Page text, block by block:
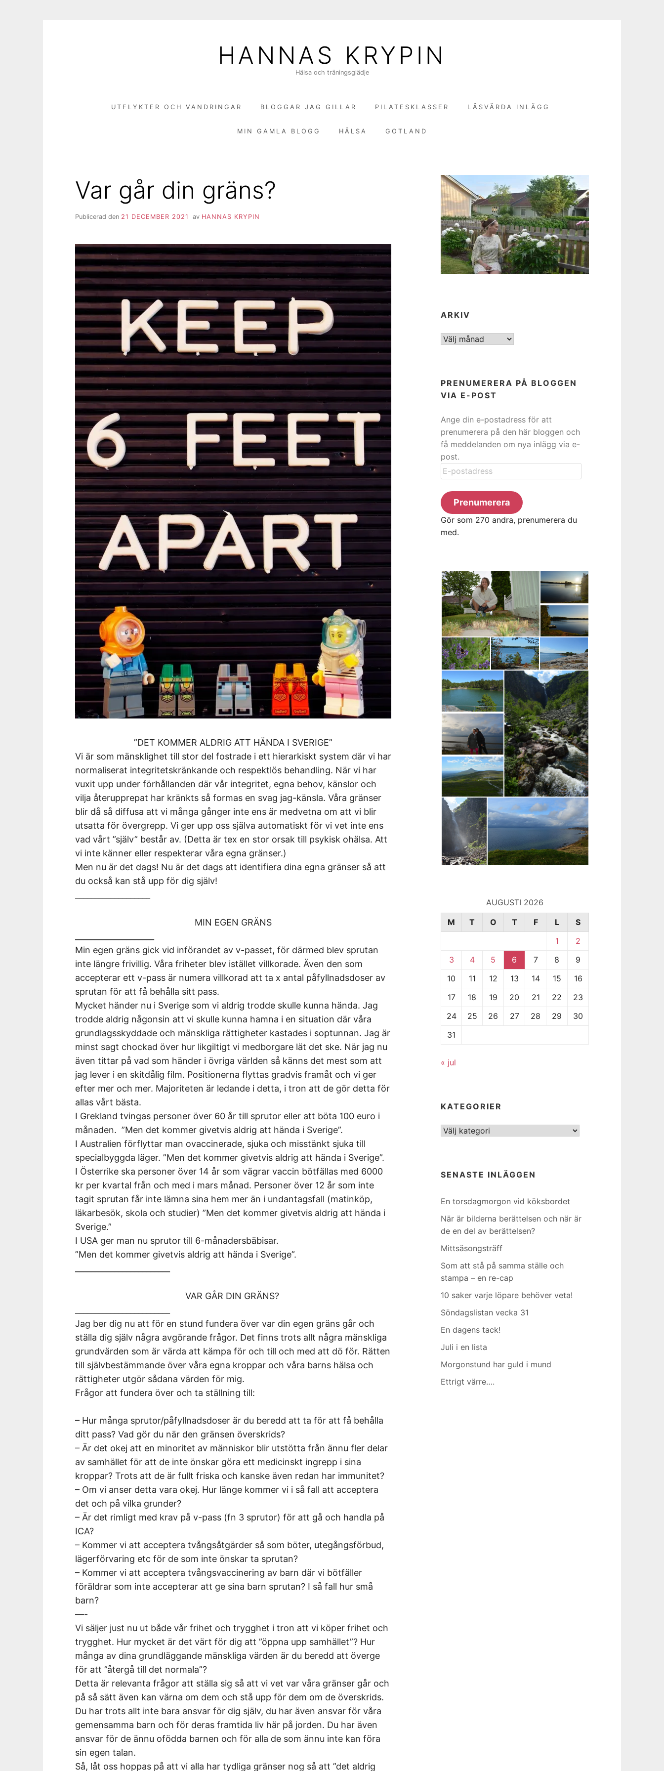
HANNAS KRYPIN
Hälsa och träningsglädje
UTFLYKTER OCH VANDRINGAR BLOGGAR JAG GILLAR PILATESKLASSER LÄSVÄRDA INLÄGG
MIN GAMLA BLOGG HÄLSA GOTLAND
Var går din gräns?
Publicerad den 21 DECEMBER 2021 av HANNAS KRYPIN
”DET KOMMER ALDRIG ATT HÄNDA I SVERIGE”
Vi är som mänsklighet till stor del fostrade i ett hierarkiskt system där vi har
normaliserat integritetskränkande och respektlös behandling. När vi har
vuxit upp under förhållanden där vår integritet, egna behov, känslor och
vilja återupprepat har kränkts så formas en svag jag-känsla. Våra gränser
blir då så diffusa att vi många gånger inte ens är medvetna om att vi blir
utsatta för övergrepp. Vi ger upp oss själva automatiskt för vi vet inte ens
vad vårt ”själv” består av. (Detta är tex en stor orsak till psykisk ohälsa. Att
vi inte känner eller respekterar våra egna gränser.)
Men nu är det dags! Nu är det dags att identifiera dina egna gränser så att
du också kan stå upp för dig själv!
MIN EGEN GRÄNS
Min egen gräns gick vid införandet av v-passet, för därmed blev sprutan
inte längre frivillig. Våra friheter blev istället villkorade. Även den som
accepterar ett v-pass är numera villkorad att ta x antal påfyllnadsdoser av
sprutan för att få behålla sitt pass.
Mycket händer nu i Sverige som vi aldrig trodde skulle kunna hända. Jag
trodde aldrig någonsin att vi skulle kunna hamna i en situation där våra
grundlagsskyddade och mänskliga rättigheter kastades i soptunnan. Jag är
minst sagt chockad över hur likgiltigt vi medborgare lät det ske. När jag nu
även tittar på vad som händer i övriga världen så känns det mest som att
jag lever i en skitdålig film. Positionerna flyttas gradvis framåt och vi ger
efter mer och mer. Majoriteten är ledande i detta, i tron att de gör detta för
allas vårt bästa.
I Grekland tvingas personer över 60 år till sprutor eller att böta 100 euro i
månaden. ”Men det kommer givetvis aldrig att hända i Sverige”.
I Australien förflyttar man ovaccinerade, sjuka och misstänkt sjuka till
specialbyggda läger. ”Men det kommer givetvis aldrig att hända i Sverige”.
I Österrike ska personer över 14 år som vägrar vaccin bötfällas med 6000
kr per kvartal från och med i mars månad. Personer över 12 år som inte
tagit sprutan får inte lämna sina hem mer än i undantagsfall (matinköp,
läkarbesök, skola och studier) ”Men det kommer givetvis aldrig att hända i
Sverige.”
I USA ger man nu sprutor till 6-månadersbäbisar.
”Men det kommer givetvis aldrig att hända i Sverige”.
VAR GÅR DIN GRÄNS?
Jag ber dig nu att för en stund fundera över var din egen gräns går och
ställa dig själv några avgörande frågor. Det finns trots allt några mänskliga
grundvärden som är värda att kämpa för och till och med att dö för. Rätten
till självbestämmande över våra egna kroppar och våra barns hälsa och
rättigheter utgör sådana värden för mig.
Frågor att fundera över och ta ställning till:
– Hur många sprutor/påfyllnadsdoser är du beredd att ta för att få behålla
ditt pass? Vad gör du när den gränsen överskrids?
– Är det okej att en minoritet av människor blir utstötta från ännu fler delar
av samhället för att de inte önskar göra ett medicinskt ingrepp i sina
kroppar? Trots att de är fullt friska och kanske även redan har immunitet?
– Om vi anser detta vara okej. Hur länge kommer vi i så fall att acceptera
det och på vilka grunder?
– Är det rimligt med krav på v-pass (fn 3 sprutor) för att gå och handla på
ICA?
– Kommer vi att acceptera tvångsåtgärder så som böter, utegångsförbud,
lägerförvaring etc för de som inte önskar ta sprutan?
– Kommer vi att acceptera tvångsvaccinering av barn där vi bötfäller
föräldrar som inte accepterar att ge sina barn sprutan? I så fall hur små
barn?
—-
Vi säljer just nu ut både vår frihet och trygghet i tron att vi köper frihet och
trygghet. Hur mycket är det värt för dig att ”öppna upp samhället”? Hur
många av dina grundläggande mänskliga värden är du beredd att överge
för att ”återgå till det normala”?
Detta är relevanta frågor att ställa sig så att vi vet var våra gränser går och
på så sätt även kan värna om dem och stå upp för dem om de överskrids.
Du har trots allt inte bara ansvar för dig själv, du har även ansvar för våra
gemensamma barn och för deras framtida liv här på jorden. Du har även
ansvar för de ännu ofödda barnen och för alla de som ännu inte kan föra
sin egen talan.
Så, låt oss hoppas på att vi alla har tydliga gränser nog så att ”det aldrig
ARKIV
ARKIV
PRENUMERERA PÅ BLOGGEN
VIA E-POST
Ange din e-postadress för att
prenumerera på den här bloggen och
få meddelanden om nya inlägg via e-
post.
E-
postadress
Prenumerera
Gör som 270 andra, prenumerera du
med.
AUGUSTI 2026
M
T O T F L
S
1
2
3
4 5 6 7 8
9
10
11 12 13 14 15
16
17
18 19 20 21 22
23
24
25 26 27 28 29
30
31
« jul
KATEGORIER
Kategorier
SENASTE INLÄGGEN
En torsdagmorgon vid köksbordet
När är bilderna berättelsen och när är
de en del av berättelsen?
Mittsäsongsträff
Som att stå på samma ställe och
stampa – en re-cap
10 saker varje löpare behöver veta!
Söndagslistan vecka 31
En dagens tack!
Juli i en lista
Morgonstund har guld i mund
Ettrigt värre….